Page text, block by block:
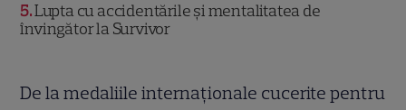
5 Lupta cu accidentările și mentalitatea de
învingător la Survivor
De la medaliile internaționale cucerite pentru